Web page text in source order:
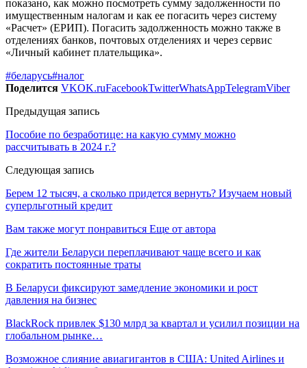
показано, как можно посмотреть сумму задолженности по
имущественным налогам и как ее погасить через систему
«Расчет» (ЕРИП). Погасить задолженность можно также в
отделениях банков, почтовых отделениях и через сервис
«Личный кабинет плательщика».
#беларусь#налог
Поделится VKOK.ruFacebookTwitterWhatsAppTelegramViber
Предыдущая запись
Пособие по безработице: на какую сумму можно
рассчитывать в 2024 г.?
Следующая запись
Берем 12 тысяч, а сколько придется вернуть? Изучаем новый
суперльготный кредит
Вам также могут понравиться Еще от автора
Где жители Беларуси переплачивают чаще всего и как
сократить постоянные траты
В Беларуси фиксируют замедление экономики и рост
давления на бизнес
BlackRock привлек $130 млрд за квартал и усилил позиции на
глобальном рынке…
Возможное слияние авиагигантов в США: United Airlines и